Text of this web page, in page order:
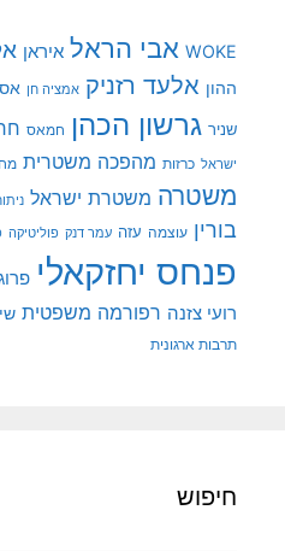
WOKE אבי הראל איראן
ההון אלעד רזניק אמציה חן
שניר גרשון הכהן חמאס
ישראל כרזות מהפכה משטרית
משטרה משטרת ישראל
בורין עוצמה עזה עמר דנק פוליטיקה
פנחס יחזקאלי
רועי צזנה רפורמה משפטית
תרבות ארגונית
חיפוש